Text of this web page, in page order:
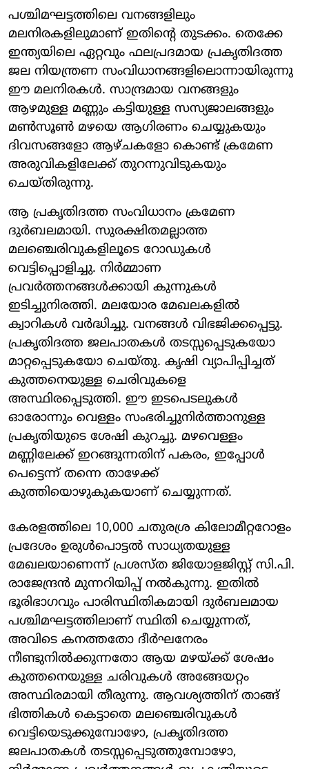
പശ്ചിമഘട്ടത്തിലെ വനങ്ങളിലും
മലനിരകളിലുമാണ് ഇതിന്റെ തുടക്കം. തെക്കേ
ഇന്ത്യയിലെ ഏറ്റവും ഫലപ്രദമായ പ്രകൃതിദത്ത
ജല നിയന്ത്രണ സംവിധാനങ്ങളിലൊന്നായിരുന്നു
ഈ മലനിരകൾ. സാന്ദ്രമായ വനങ്ങളും
ആഴമുള്ള മണ്ണും കട്ടിയുള്ള സസ്യജാലങ്ങളും
മൺസൂൺ മഴയെ ആഗിരണം ചെയ്യുകയും
ദിവസങ്ങളോ ആഴ്ചകളോ കൊണ്ട് ക്രമേണ
അരുവികളിലേക്ക് തുറന്നുവിടുകയും
ചെയ്തിരുന്നു.
ആ പ്രകൃതിദത്ത സംവിധാനം ക്രമേണ
ദുർബലമായി. സുരക്ഷിതമല്ലാത്ത
മലഞ്ചെരിവുകളിലൂടെ റോഡുകൾ
വെട്ടിപ്പൊളിച്ചു. നിർമ്മാണ
പ്രവർത്തനങ്ങൾക്കായി കുന്നുകൾ
ഇടിച്ചുനിരത്തി. മലയോര മേഖലകളിൽ
ക്വാറികൾ വർദ്ധിച്ചു. വനങ്ങൾ വിഭജിക്കപ്പെട്ടു.
പ്രകൃതിദത്ത ജലപാതകൾ തടസ്സപ്പെടുകയോ
മാറ്റപ്പെടുകയോ ചെയ്തു. കൃഷി വ്യാപിപ്പിച്ചത്
കുത്തനെയുള്ള ചെരിവുകളെ
അസ്ഥിരപ്പെടുത്തി. ഈ ഇടപെടലുകൾ
ഓരോന്നും വെള്ളം സംഭരിച്ചുനിർത്താനുള്ള
പ്രകൃതിയുടെ ശേഷി കുറച്ചു. മഴവെള്ളം
മണ്ണിലേക്ക് ഇറങ്ങുന്നതിന് പകരം, ഇപ്പോൾ
പെട്ടെന്ന് തന്നെ താഴേക്ക്
കുത്തിയൊഴുകുകയാണ് ചെയ്യുന്നത്.
കേരളത്തിലെ 10,000 ചതുരശ്ര കിലോമീറ്ററോളം
പ്രദേശം ഉരുൾപൊട്ടൽ സാധ്യതയുള്ള
മേഖലയാണെന്ന് പ്രശസ്ത ജിയോളജിസ്റ്റ് സി.പി.
രാജേന്ദ്രൻ മുന്നറിയിപ്പ് നൽകുന്നു. ഇതിൽ
ഭൂരിഭാഗവും പാരിസ്ഥിതികമായി ദുർബലമായ
പശ്ചിമഘട്ടത്തിലാണ് സ്ഥിതി ചെയ്യുന്നത്,
അവിടെ കനത്തതോ ദീർഘനേരം
നീണ്ടുനിൽക്കുന്നതോ ആയ മഴയ്ക്ക് ശേഷം
കുത്തനെയുള്ള ചരിവുകൾ അങ്ങേയറ്റം
അസ്ഥിരമായി തീരുന്നു. ആവശ്യത്തിന് താങ്ങ്
ഭിത്തികൾ കെട്ടാതെ മലഞ്ചെരിവുകൾ
വെട്ടിയെടുക്കുമ്പോഴോ, പ്രകൃതിദത്ത
ജലപാതകൾ തടസ്സപ്പെടുത്തുമ്പോഴോ,